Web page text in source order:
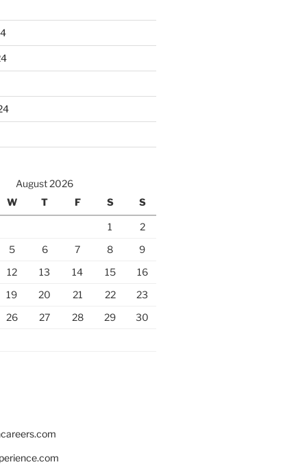
August 2026
W T F S S
1
2
5 6 7 8
9
12 13 14 15
16
19 20 21 22
23
26 27 28 29
30